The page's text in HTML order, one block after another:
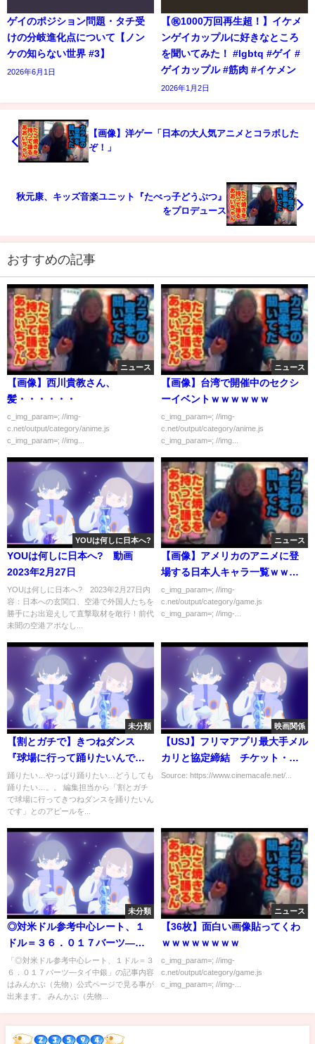
ゲイのポジション問題・タチ受
けの分岐進化点について【ノン
ケの知らない世界 #3】
2026年6月1日
【㊗️1000万回再生超！】イケメ
ンゲイカップルに好きなところ
を聞いてみた！ #lgbtq #ゲイ #
ゲイカップル #筋肉 #イケメン
2026年1月2日
【画像】洋ゲー「日本の大人気アニメとコラボした
ぞ！」
秋元康、キッズ音楽ユニット『たべっ子どうぶつ』
をプロデュース
おすすめの記事
ニュース
【画像】西川貴教さん、
髪・・・・・・
c_img_param=; //img-
c.net/output/category/anime.js
c_img_param=; //img...
ニュース
【画像】台湾で開催中のセクシ
ーイベントｗｗｗｗｗｗ
c_img_param=; //img-
c.net/output/category/anime.js
c_img_param=; //img...
YOUは何しに日本へ?
YOUは何しに日本へ? 動画
2023年2月27日
YOUは何しに日本へ? 2023年2月27日内
容：日本への玄関口、空港で外国人たちを
勝手にお出迎えして直撃取材を敢行！前代
未聞の空港アポなし...
ニュース
【画像】アメリカのアニメに登
場する日本人キャラ一覧ｗｗｗ
ｗｗ
c_img_param=; //img-
c.net/output/category/game.js
c_img_param=; //img-...
未分類
【割とガチで】きつねダンス
『球場に行って踊りたいんです
けど…』
踊りたい…やっぱり踊りたい…どうしても
踊りたい…。。 編集担当から「割とガチ
で球場に行ってきつねダンスを踊りたいん
です」とのアピールを...
映画関係
【USJ】フリマアプリ最大手メル
カリと協定締結 チケット・グ
ッズの高額転売対策を強化
Source: https://www.cinemacafe.net/...
未分類
◎対米ドル参考中心レート、１
ドル＝３６．０１７バーツ―タ
イ中銀
「◎対米ドル参考中心レート、１ドル＝３
６．０１７バーツ―タイ中銀」の記事内容
はみんかぶ（先物）公式ページで見る事が
出来ます。 みんかぶ（先物...
ニュース
【36枚】面白い画像貼ってくわ
ｗｗｗｗｗｗｗｗ
c_img_param=; //img-
c.net/output/category/game.js
c_img_param=; //img-...